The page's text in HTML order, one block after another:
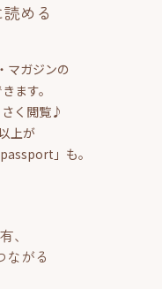
める
マガジンの
ます。
く閲覧♪
上が
」も。
、
ながる